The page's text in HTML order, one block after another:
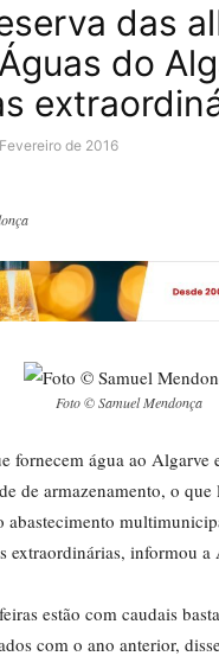
das
do
de 2016
Foto © Samuel Mendonça
fornecem água ao Algarve
de armazenamento, o que
abastecimento
extraordinárias, informou
estão com caudais
com o ano anterior,